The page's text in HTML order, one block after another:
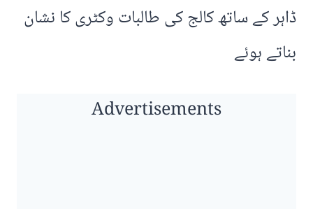
ڈاہر کے ساتھ کالج کی طالبات وکٹری کا نشان
بناتے ہوئے
Advertisements